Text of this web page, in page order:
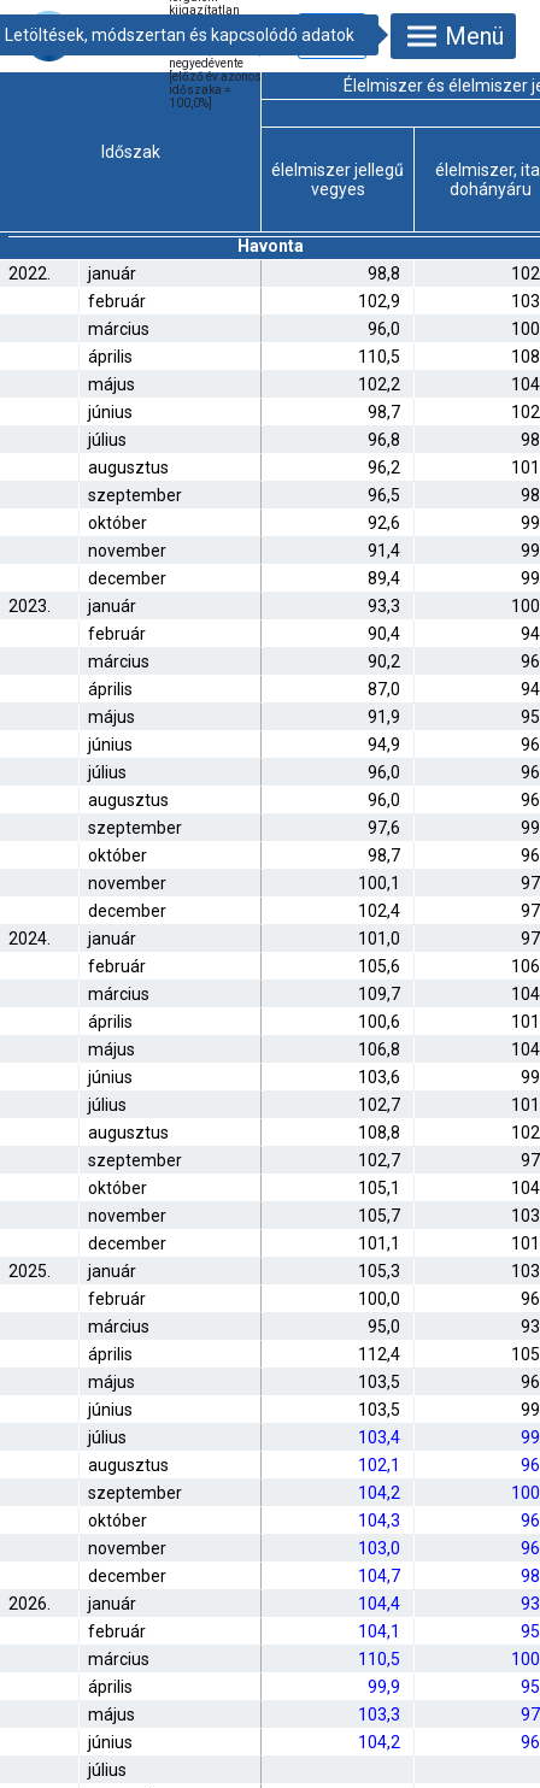
kiigazítatlan
üzlettípusok
negyedévente
[előző év azonos
időszaka =
100,0%]
Menü
Időszak
Élelmiszer és élelmiszer
élelmiszer jellegű
vegyes
élelmiszer,
dohányáru
Havonta
2022.
január 98,8
február
102,9
március
96,0
április
110,5
május
102,2
június
98,7
július
96,8
augusztus
96,2
szeptember
96,5
október
92,6
november
91,4
december
89,4
2023.
január 93,3
február
90,4
március
90,2
április
87,0
május
91,9
június
94,9
július
96,0
augusztus
96,0
szeptember
97,6
október
98,7
november
100,1
december
102,4
2024.
január 101,0
február
105,6
március
109,7
április
100,6
május
106,8
június
103,6
július
102,7
augusztus
108,8
szeptember
102,7
október
105,1
november
105,7
december
101,1
2025.
január 105,3
február
100,0
március
95,0
április
112,4
május
103,5
június
103,5
július
103,4
augusztus
102,1
szeptember
104,2
október
104,3
november
103,0
december
104,7
2026.
január 104,4
február
104,1
március
110,5
április
99,9
május
103,3
június
104,2
július